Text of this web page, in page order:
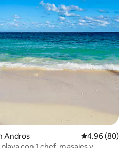
Andros Calificación
4.96 (80)